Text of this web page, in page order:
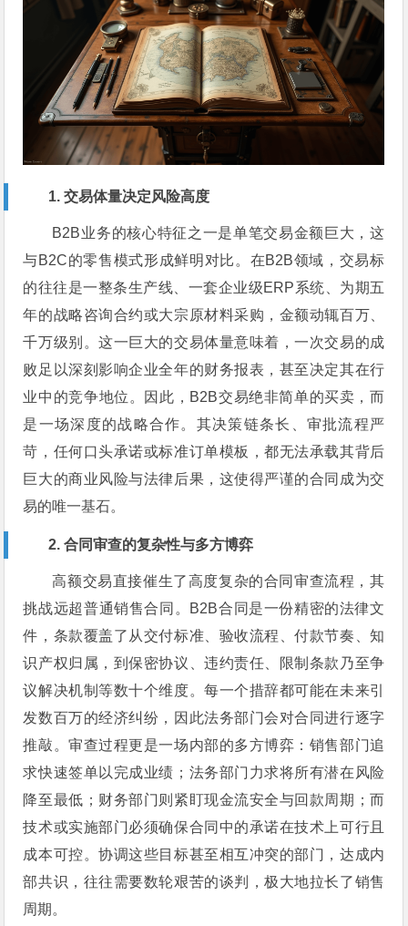
1. 交易体量决定风险高度
B2B业务的核心特征之一是单笔交易金额巨大，这
与B2C的零售模式形成鲜明对比。在B2B领域，交易标
的往往是一整条生产线、一套企业级ERP系统、为期五
年的战略咨询合约或大宗原材料采购，金额动辄百万、
千万级别。这一巨大的交易体量意味着，一次交易的成
败足以深刻影响企业全年的财务报表，甚至决定其在行
业中的竞争地位。因此，B2B交易绝非简单的买卖，而
是一场深度的战略合作。其决策链条长、审批流程严
苛，任何口头承诺或标准订单模板，都无法承载其背后
巨大的商业风险与法律后果，这使得严谨的合同成为交
易的唯一基石。
2. 合同审查的复杂性与多方博弈
高额交易直接催生了高度复杂的合同审查流程，其
挑战远超普通销售合同。B2B合同是一份精密的法律文
件，条款覆盖了从交付标准、验收流程、付款节奏、知
识产权归属，到保密协议、违约责任、限制条款乃至争
议解决机制等数十个维度。每一个措辞都可能在未来引
发数百万的经济纠纷，因此法务部门会对合同进行逐字
推敲。审查过程更是一场内部的多方博弈：销售部门追
求快速签单以完成业绩；法务部门力求将所有潜在风险
降至最低；财务部门则紧盯现金流安全与回款周期；而
技术或实施部门必须确保合同中的承诺在技术上可行且
成本可控。协调这些目标甚至相互冲突的部门，达成内
部共识，往往需要数轮艰苦的谈判，极大地拉长了销售
周期。